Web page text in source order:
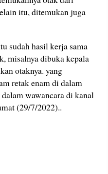
itu, ditemukan juga
sudah hasil kerja sama
misalnya dibuka kepala
otaknya. yang
retak enam di dalam
wawancara di kanal
(29/7/2022)..